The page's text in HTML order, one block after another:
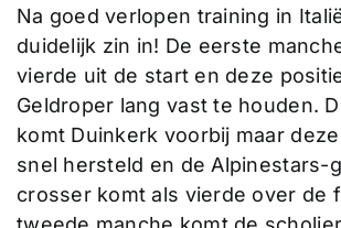
Na goed verlopen training in
duidelijk zin in! De eerste
vierde uit de start en deze
Geldroper lang vast te houden.
komt Duinkerk voorbij maar
snel hersteld en de Alpinestars-
crosser komt als vierde over de